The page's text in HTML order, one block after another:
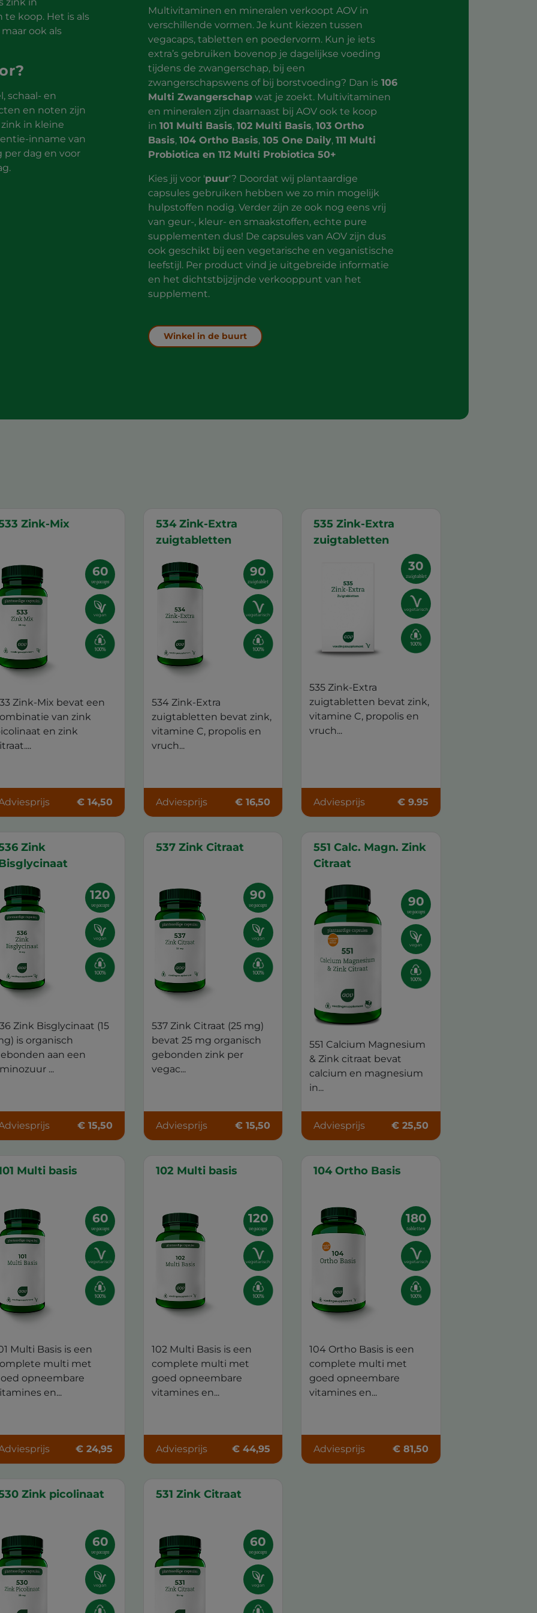
koop. Het is als
ook als
schaal- en
en noten zijn
in kleine
inname van
per dag en voor
Multivitaminen en mineralen verkoopt AOV in
verschillende vormen. Je kunt kiezen tussen
vegacaps, tabletten en poedervorm. Kun je iets
extra’s gebruiken bovenop je dagelijkse voeding
tijdens de zwangerschap, bij een
zwangerschapswens of bij borstvoeding? Dan is 106
Multi Zwangerschap wat je zoekt. Multivitaminen
en mineralen zijn daarnaast bij AOV ook te koop
in101 Multi Basis,102 Multi Basis,103 Ortho
Basis,104 Ortho Basis,105 One Daily,111 Multi
Probiotica en 112 Multi Probiotica 50+
Kies jij voor 'puur'? Doordat wij plantaardige
capsules gebruiken hebben we zo min mogelijk
hulpstoffen nodig. Verder zijn ze ook nog eens vrij
van geur-, kleur- en smaakstoffen, echte pure
supplementen dus! De capsules van AOV zijn dus
ook geschikt bij een vegetarische en veganistische
leefstijl. Per product vind je uitgebreide informatie
en het dichtstbijzijnde verkooppunt van het
supplement.
Winkel in de buurt
Zink-Mix
60
vegacaps
vegan
Zink-Mix bevat een
van zink
en zink
€ 14,50
534 Zink-Extra
zuigtabletten
90
zuigtablet
vegetarisch
534 Zink-Extra
zuigtabletten bevat zink,
vitamine C, propolis en
vruch...
Adviesprijs € 16,50
535 Zink-Extra
zuigtabletten
30
zuigtablet
vegetarisch
535 Zink-Extra
zuigtabletten bevat zink,
vitamine C, propolis en
vruch...
Adviesprijs € 9.95
Zink
120
vegacaps
vegan
Zink Bisglycinaat (15
is organisch
aan een
...
€ 15,50
537 Zink Citraat
90
vegacaps
vegan
537 Zink Citraat (25 mg)
bevat 25 mg organisch
gebonden zink per
vegac...
Adviesprijs € 15,50
551 Calc. Magn. Zink
Citraat
90
vegacaps
vegan
551 Calcium Magnesium
& Zink citraat bevat
calcium en magnesium
in...
Adviesprijs € 25,50
Multi basis
60
vegacaps
vegetarisch
Multi Basis is een
multi met
opneembare
en...
€ 24,95
102 Multi basis
120
vegacaps
vegetarisch
102 Multi Basis is een
complete multi met
goed opneembare
vitamines en...
Adviesprijs € 44,95
104 Ortho Basis
180
tabletten
vegetarisch
104 Ortho Basis is een
complete multi met
goed opneembare
vitamines en...
Adviesprijs € 81,50
Zink picolinaat
60
vegacaps
vegan
531 Zink Citraat
60
vegacaps
vegan